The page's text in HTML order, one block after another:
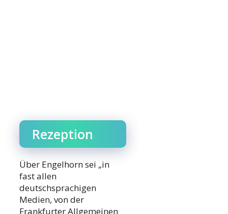
Rezeption
Über Engelhorn sei „in
fast allen
deutschsprachigen
Medien, von der
Frankfurter Allgemeinen